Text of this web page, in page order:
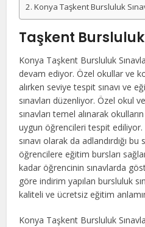
Konya Taşkent Bursluluk
Taşkent Bursluluk
Konya Taşkent Bursluluk
devam ediyor. Özel okullar ve
alırken seviye tespit sınavı ve
sınavları düzenliyor. Özel okul
sınavları temel alınarak
uygun öğrencileri tespit
sınavı olarak da adlandırdığı
öğrencilere eğitim bursları
kadar öğrencinin sınavlarda
göre indirim yapılan bursluluk
kaliteli ve ücretsiz eğitim
Konya Taşkent Bursluluk